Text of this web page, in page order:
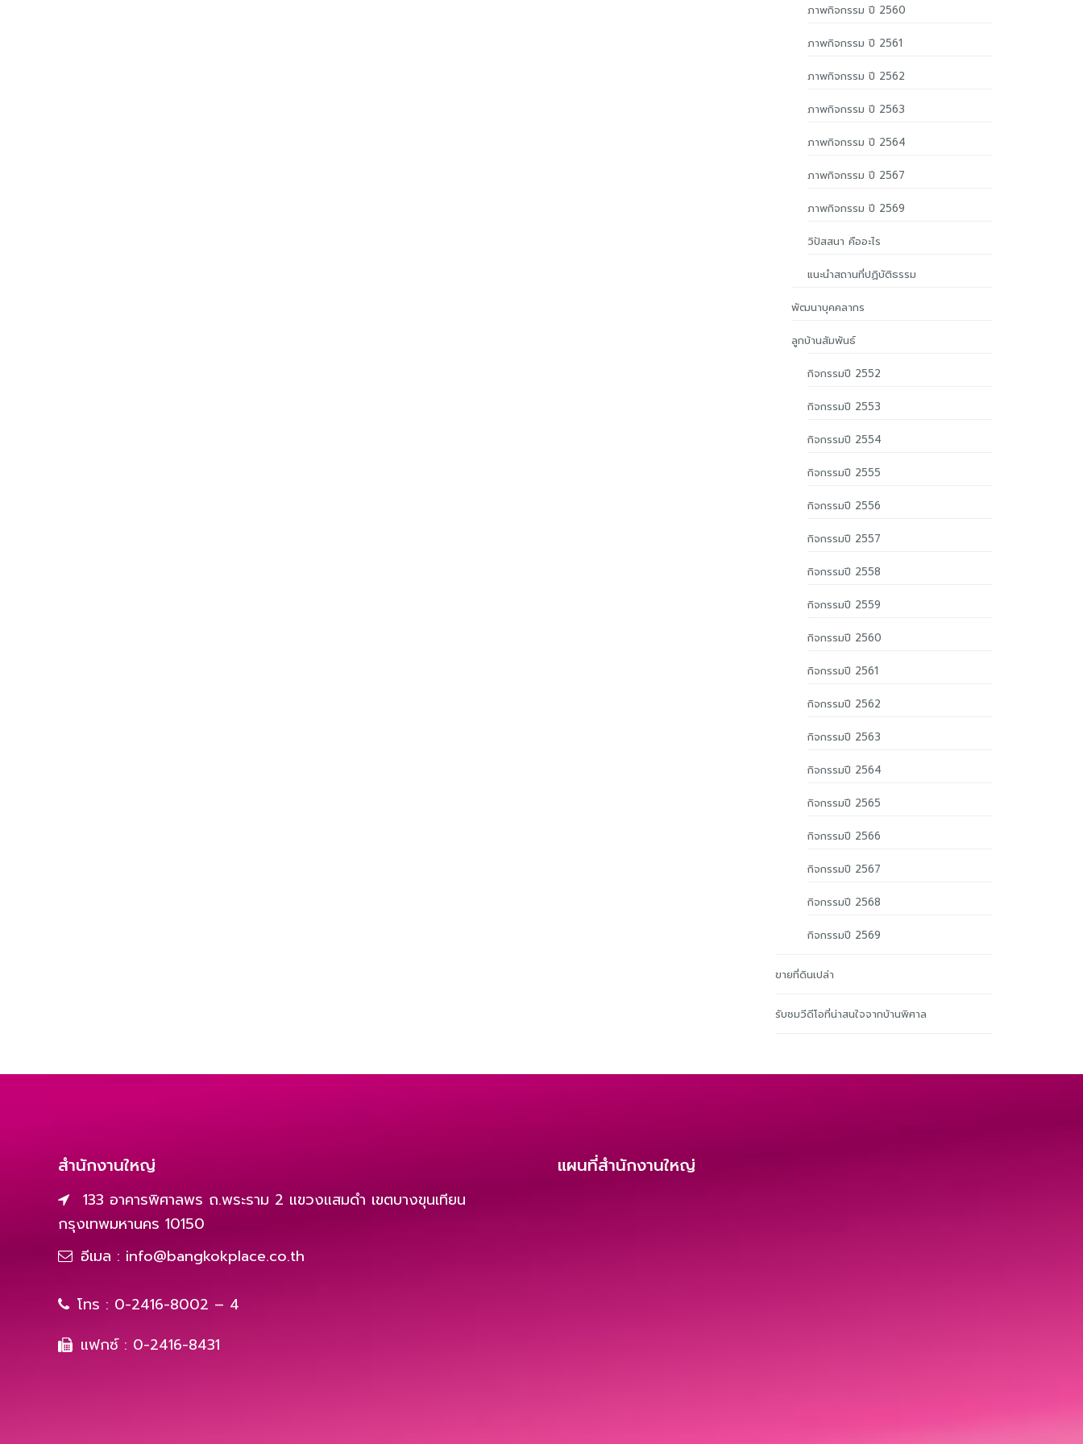
ภาพกิจกรรม ปี 2560
ภาพกิจกรรม ปี 2561
ภาพกิจกรรม ปี 2562
ภาพกิจกรรม ปี 2563
ภาพกิจกรรม ปี 2564
ภาพกิจกรรม ปี 2567
ภาพกิจกรรม ปี 2569
วิปัสสนา คืออะไร
แนะนำสถานที่ปฏิบัติธรรม
พัฒนาบุคคลากร
ลูกบ้านสัมพันธ์
กิจกรรมปี 2552
กิจกรรมปี 2553
กิจกรรมปี 2554
กิจกรรมปี 2555
กิจกรรมปี 2556
กิจกรรมปี 2557
กิจกรรมปี 2558
กิจกรรมปี 2559
กิจกรรมปี 2560
กิจกรรมปี 2561
กิจกรรมปี 2562
กิจกรรมปี 2563
กิจกรรมปี 2564
กิจกรรมปี 2565
กิจกรรมปี 2566
กิจกรรมปี 2567
กิจกรรมปี 2568
กิจกรรมปี 2569
ขายที่ดินเปล่า
รับชมวีดีโอที่น่าสนใจจากบ้านพิศาล
สำนักงานใหญ่
133 อาคารพิศาลพร ถ.พระราม 2 แขวงแสมดำ เขตบางขุนเทียน
กรุงเทพมหานคร 10150
อีเมล : info@bangkokplace.co.th
โทร : 0-2416-8002 – 4
แฟกซ์ : 0-2416-8431
แผนที่สำนักงานใหญ่